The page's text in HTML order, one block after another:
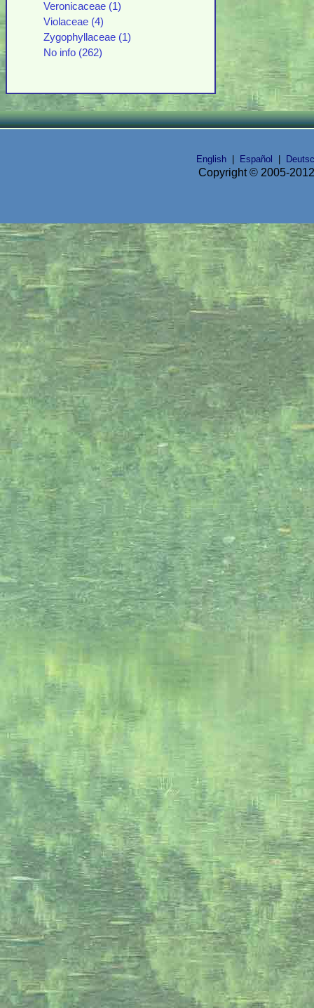
Veronicaceae (1)
Violaceae (4)
Zygophyllaceae (1)
No info (262)
English Español
Copyright © 2005-